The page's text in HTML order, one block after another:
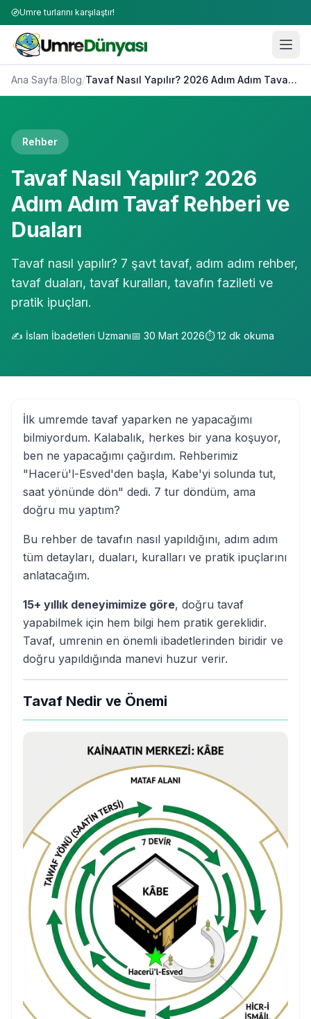
Umre turlarını karşılaştır!
Ana Sayfa/Blog/ Tavaf Nasıl Yapılır? 2026 Adım Adım Tavaf Rehberi ve Duaları
Rehber
Tavaf Nasıl Yapılır? 2026
Adım Adım Tavaf Rehberi ve
Duaları
Tavaf nasıl yapılır? 7 şavt tavaf, adım adım rehber,
tavaf duaları, tavaf kuralları, tavafın fazileti ve
pratik ipuçları.
✍️ İslam İbadetleri Uzmanı📅 30 Mart 2026⏱️12 dk okuma
İlk umremde tavaf yaparken ne yapacağımı
bilmiyordum. Kalabalık, herkes bir yana koşuyor,
ben ne yapacağımı çağırdım. Rehberimiz
"Hacerü'l-Esved'den başla, Kabe'yi solunda tut,
saat yönünde dön" dedi. 7 tur döndüm, ama
doğru mu yaptım?
Bu rehber de tavafın nasıl yapıldığını, adım adım
tüm detayları, duaları, kuralları ve pratik ipuçlarını
anlatacağım.
15+ yıllık deneyimimize göre, doğru tavaf
yapabilmek için hem bilgi hem pratik gereklidir.
Tavaf, umrenin en önemli ibadetlerinden biridir ve
doğru yapıldığında manevi huzur verir.
Tavaf Nedir ve Önemi